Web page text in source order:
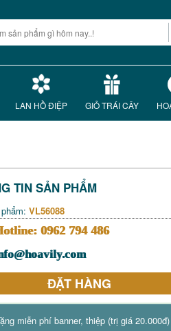
LAN HỒ ĐIỆP GIỎ TRÁI CÂY
TIN SẢN PHẨM
VL56088
0962 794 486
ĐẶT HÀNG
miễn phí banner, thiệp (trị giá 20.000đ)